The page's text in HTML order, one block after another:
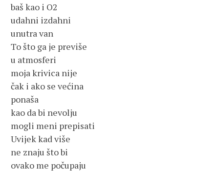
baš kao i O2
udahni izdahni
unutra van
To što ga je previše
u atmosferi
moja krivica nije
čak i ako se većina
ponaša
kao da bi nevolju
mogli meni prepisati
Uvijek kad više
ne znaju što bi
ovako me počupaju